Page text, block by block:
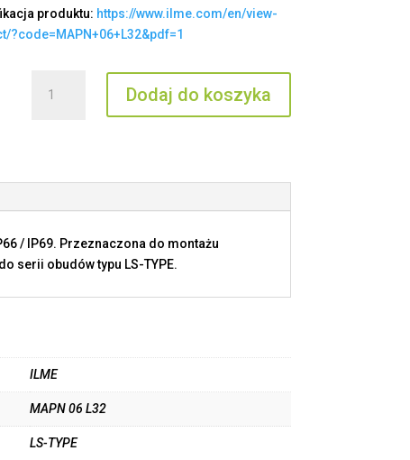
produktu: https://www.ilme.com/en/view-
?code=MAPN+06+L32&pdf=1
MAPN
Dodaj do koszyka
/ IP69. Przeznaczona do montażu
serii obudów typu LS-TYPE.
ILME
MAPN 06 L32
LS-TYPE